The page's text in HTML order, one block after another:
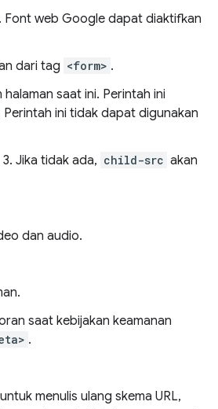
web Google dapat diaktifkan
dari tag <form> .
saat ini. Perintah ini
Perintah ini tidak dapat digunakan
Jika tidak ada, child-src akan
dan audio.
saat kebijakan keamanan
.
menulis ulang skema URL,